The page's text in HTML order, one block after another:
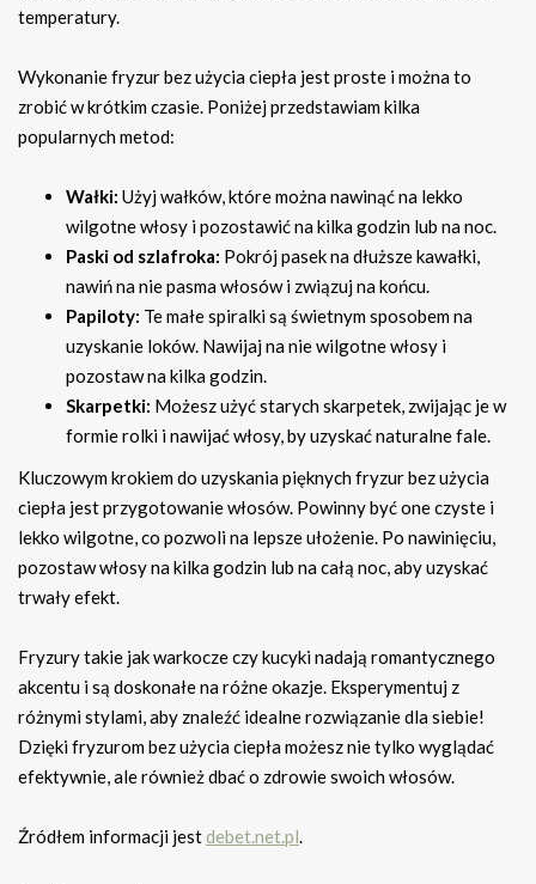
temperatury.
Wykonanie fryzur bez użycia ciepła jest proste i można to
zrobić w krótkim czasie. Poniżej przedstawiam kilka
popularnych metod:
Wałki: Użyj wałków, które można nawinąć na lekko
wilgotne włosy i pozostawić na kilka godzin lub na noc.
Paski od szlafroka: Pokrój pasek na dłuższe kawałki,
nawiń na nie pasma włosów i związuj na końcu.
Papiloty: Te małe spiralki są świetnym sposobem na
uzyskanie loków. Nawijaj na nie wilgotne włosy i
pozostaw na kilka godzin.
Skarpetki: Możesz użyć starych skarpetek, zwijając je w
formie rolki i nawijać włosy, by uzyskać naturalne fale.
Kluczowym krokiem do uzyskania pięknych fryzur bez użycia
ciepła jest przygotowanie włosów. Powinny być one czyste i
lekko wilgotne, co pozwoli na lepsze ułożenie. Po nawinięciu,
pozostaw włosy na kilka godzin lub na całą noc, aby uzyskać
trwały efekt.
Fryzury takie jak warkocze czy kucyki nadają romantycznego
akcentu i są doskonałe na różne okazje. Eksperymentuj z
różnymi stylami, aby znaleźć idealne rozwiązanie dla siebie!
Dzięki fryzurom bez użycia ciepła możesz nie tylko wyglądać
efektywnie, ale również dbać o zdrowie swoich włosów.
Źródłem informacji jestdebet.net.pl.